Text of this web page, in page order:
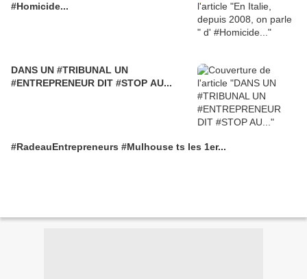
#Homicide...
DANS UN #TRIBUNAL UN
#ENTREPRENEUR DIT #STOP AU...
#RadeauEntrepreneurs #Mulhouse ts les 1er...